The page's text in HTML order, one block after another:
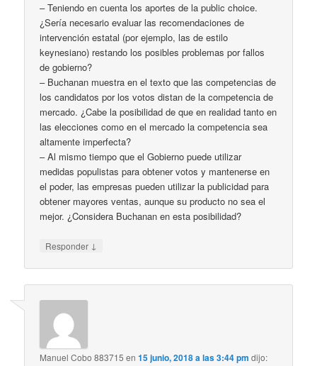
– Teniendo en cuenta los aportes de la public choice.
¿Sería necesario evaluar las recomendaciones de
intervención estatal (por ejemplo, las de estilo
keynesiano) restando los posibles problemas por fallos
de gobierno?
– Buchanan muestra en el texto que las competencias de
los candidatos por los votos distan de la competencia de
mercado. ¿Cabe la posibilidad de que en realidad tanto en
las elecciones como en el mercado la competencia sea
altamente imperfecta?
– Al mismo tiempo que el Gobierno puede utilizar
medidas populistas para obtener votos y mantenerse en
el poder, las empresas pueden utilizar la publicidad para
obtener mayores ventas, aunque su producto no sea el
mejor. ¿Considera Buchanan en esta posibilidad?
Responder ↓
Manuel Cobo 883715 en15 junio, 2018 a las 3:44 pm dijo: